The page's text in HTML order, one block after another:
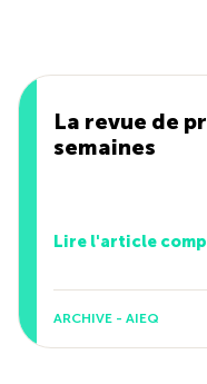
La revue de
semaines
Lire l'article
ARCHIVE - AIEQ